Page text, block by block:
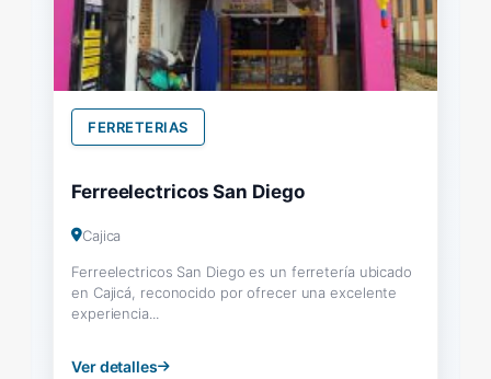
FERRETERIAS
Ferreelectricos San Diego
Cajica
Ferreelectricos San Diego es un ferretería ubicado
en Cajicá, reconocido por ofrecer una excelente
experiencia...
Ver detalles